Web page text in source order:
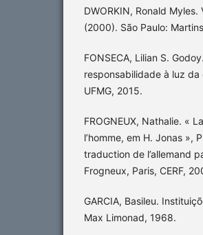
DWORKIN, Ronald
(2000). São Paulo:
FONSECA, Lilian S.
responsabilidade à luz
UFMG, 2015.
FROGNEUX, Nathalie. «
l’homme, em H. Jonas »,
traduction de l’allemand
Frogneux, Paris, CERF,
GARCIA, Basileu.
Max Limonad, 1968.